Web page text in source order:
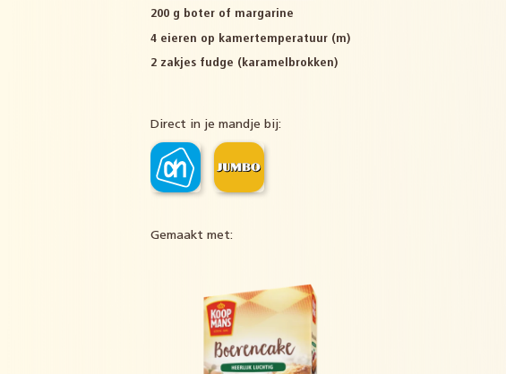
200 g boter of margarine
4 eieren op kamertemperatuur (m)
2 zakjes fudge (karamelbrokken)
Direct in je mandje bij:
Gemaakt met: